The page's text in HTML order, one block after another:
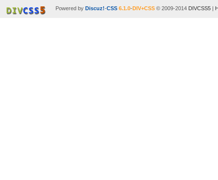
Powered by Discuz!-CSS 6.1.0-DIV+CSS© 2009-2014 DIVCSS5|